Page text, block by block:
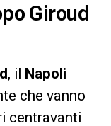
Giroud
, il Napoli
che vanno
centravanti